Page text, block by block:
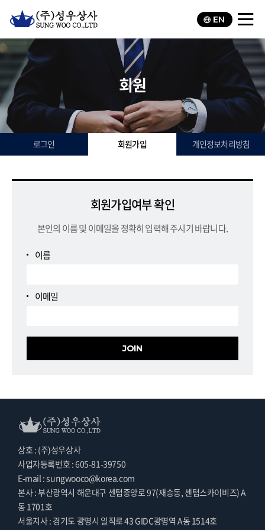
EN
회원
로그인 회원가입 개인정보처리방침
회원가입여부 확인
본인의 이름 및 이메일을 정확히 입력해 주시기 바랍니다.
이름
이메일
상호 : (주)성우상사
사업자등록번호 : 605-81-39750
E-mail : sungwooco@korea.com
본사 : 부산광역시 해운대구 센텀중앙로 97(재송동, 센텀스카이비즈) A
동 1701호
서울지사 : 경기도 광명시 일직로 43 GIDC광명역 A동 1514호